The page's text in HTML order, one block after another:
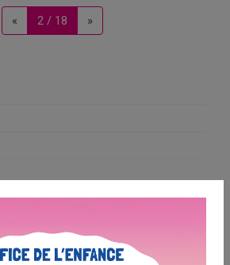
« Previous
2 / 18 »Next
2